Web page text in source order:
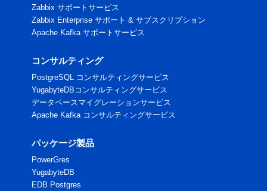
Zabbix サポートサービス
Zabbix Enterprise サポート & サブスクリプション
Apache Kafka サポートサービス
コンサルティング
PostgreSQL コンサルティングサービス
YugabyteDBコンサルティングサービス
データベースマイグレーションサービス
Apache Kafka コンサルティングサービス
パッケージ製品
PowerGres
YugabyteDB
EDB Postgres